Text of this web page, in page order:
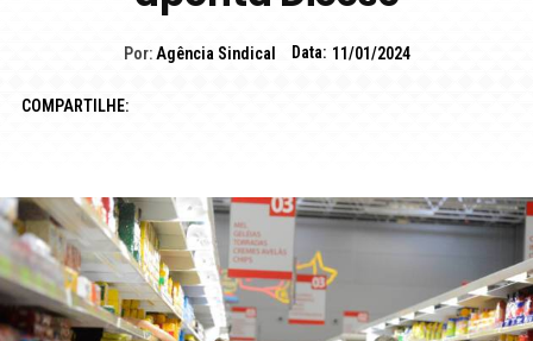
Por: Agência Sindical Data: 11/01/2024
COMPARTILHE: